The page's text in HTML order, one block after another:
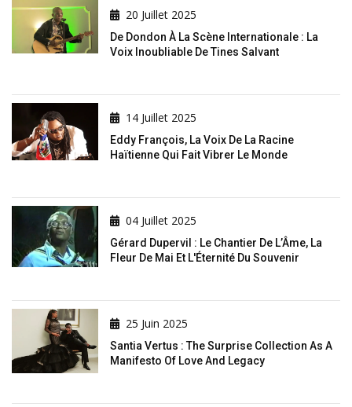
20 Juillet 2025
De Dondon À La Scène Internationale : La
Voix Inoubliable De Tines Salvant
14 Juillet 2025
Eddy François, La Voix De La Racine
Haïtienne Qui Fait Vibrer Le Monde
04 Juillet 2025
Gérard Dupervil : Le Chantier De L’Âme, La
Fleur De Mai Et L'Éternité Du Souvenir
25 Juin 2025
Santia Vertus : The Surprise Collection As A
Manifesto Of Love And Legacy